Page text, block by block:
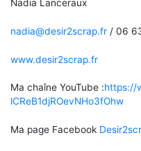
Nadia Lanceraux
nadia@desir2scrap.fr / 06
www.desir2scrap.fr
Ma chaîne YouTube :https://
lCReB1djROevNHo3fOhw
Ma page Facebook